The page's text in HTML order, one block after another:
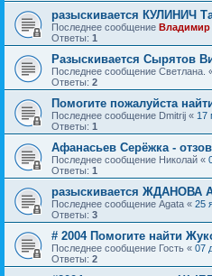
разыскивается КУЛИНИЧ
Последнее сообщение Владимир
Ответы: 1
Разыскивается Сырятов
Последнее сообщение Светлана.
Ответы: 2
Помогите пожалуйста
Последнее сообщение Dmitrij « 17
Ответы: 1
Афанасьев Серёжка -
Последнее сообщение Николай «
Ответы: 1
разыскивается ЖДАНОВА
Последнее сообщение Agata « 25
Ответы: 3
# 2004 Помогите найти
Последнее сообщение Гость « 07
Ответы: 2